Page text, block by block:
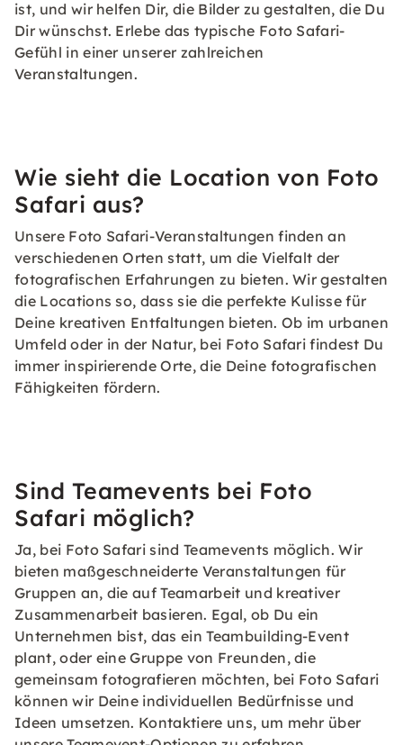
ist, und wir helfen Dir, die Bilder zu gestalten, die Du
Dir wünschst. Erlebe das typische Foto Safari-
Gefühl in einer unserer zahlreichen
Veranstaltungen.
Wie sieht die Location von Foto
Safari aus?
Unsere Foto Safari-Veranstaltungen finden an
verschiedenen Orten statt, um die Vielfalt der
fotografischen Erfahrungen zu bieten. Wir gestalten
die Locations so, dass sie die perfekte Kulisse für
Deine kreativen Entfaltungen bieten. Ob im urbanen
Umfeld oder in der Natur, bei Foto Safari findest Du
immer inspirierende Orte, die Deine fotografischen
Fähigkeiten fördern.
Sind Teamevents bei Foto
Safari möglich?
Ja, bei Foto Safari sind Teamevents möglich. Wir
bieten maßgeschneiderte Veranstaltungen für
Gruppen an, die auf Teamarbeit und kreativer
Zusammenarbeit basieren. Egal, ob Du ein
Unternehmen bist, das ein Teambuilding-Event
plant, oder eine Gruppe von Freunden, die
gemeinsam fotografieren möchten, bei Foto Safari
können wir Deine individuellen Bedürfnisse und
Ideen umsetzen. Kontaktiere uns, um mehr über